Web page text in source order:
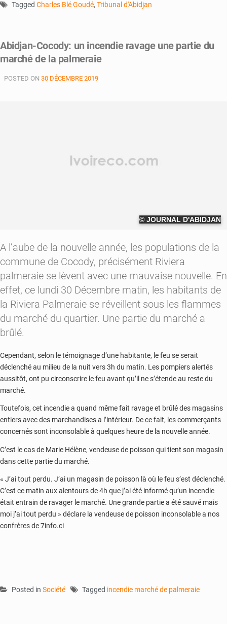
Tagged Charles Blé Goudé, Tribunal d'Abidjan
Abidjan-Cocody: un incendie ravage une partie du
marché de la palmeraie
POSTED ON 30 DÉCEMBRE 2019
© JOURNAL D'ABIDJAN
A l’aube de la nouvelle année, les populations de la
commune de Cocody, précisément Riviera
palmeraie se lèvent avec une mauvaise nouvelle. En
effet, ce lundi 30 Décembre matin, les habitants de
la Riviera Palmeraie se réveillent sous les flammes
du marché du quartier. Une partie du marché a
brûlé.
Cependant, selon le témoignage d’une habitante, le feu se serait
déclenché au milieu de la nuit vers 3h du matin. Les pompiers alertés
aussitôt, ont pu circonscrire le feu avant qu’il ne s’étende au reste du
marché.
Toutefois, cet incendie a quand même fait ravage et brûlé des magasins
entiers avec des marchandises a l’intérieur. De ce fait, les commerçants
concernés sont inconsolable à quelques heure de la nouvelle année.
C’est le cas de Marie Hélène, vendeuse de poisson qui tient son magasin
dans cette partie du marché.
« J’ai tout perdu. J’ai un magasin de poisson là où le feu s’est déclenché.
C’est ce matin aux alentours de 4h que j’ai été informé qu’un incendie
était entrain de ravager le marché. Une grande partie a été sauvé mais
moi j’ai tout perdu » déclare la vendeuse de poisson inconsolable a nos
confrères de 7info.ci
Posted in Société Tagged incendie marché de palmeraie